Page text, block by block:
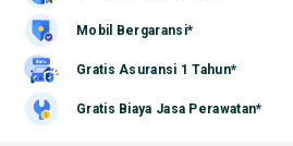
Mobil Bergaransi*
Gratis Asuransi 1 Tahun*
Gratis Biaya Jasa Perawatan*